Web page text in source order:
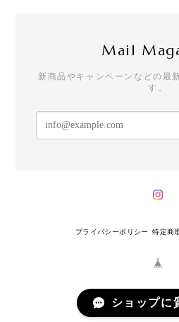
Mail
新商品やキャンペーンなどの最
す。
プライバシーポリシー 特定商
ショップに